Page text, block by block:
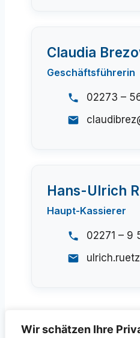
Wir schätzen Ihre
Claudia
Geschäftsführerin
02273 –
Hans-Ulrich
Haupt-Kassierer
02271 – 9